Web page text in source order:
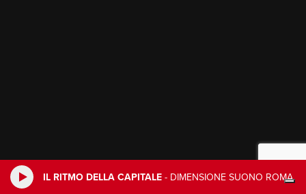
IL RITMO DELLA CAPITALE - DIMENSIONE SUONO ROMA